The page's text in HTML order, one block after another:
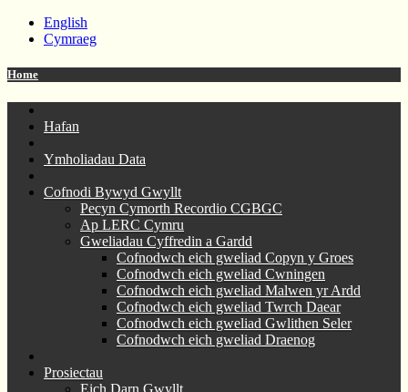
English
Cymraeg
Home
Hafan
Ymholiadau Data
Cofnodi Bywyd Gwyllt
Pecyn Cymorth Recordio CGBGC
Ap LERC Cymru
Gweliadau Cyffredin a Gardd
Cofnodwch eich gweliad Copyn y Groes
Cofnodwch eich gweliad Cwningen
Cofnodwch eich gweliad Malwen yr Ardd
Cofnodwch eich gweliad Twrch Daear
Cofnodwch eich gweliad Gwlithen Seler
Cofnodwch eich gweliad Draenog
Prosiectau